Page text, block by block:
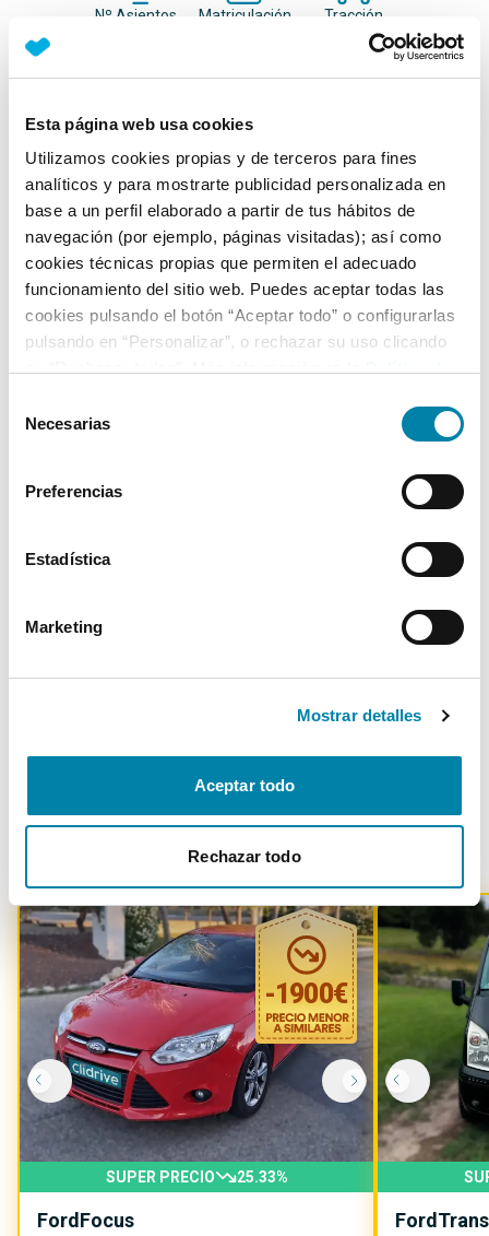
Esta página web usa cookies
Utilizamos cookies propias y de terceros para fines
analíticos y para mostrarte publicidad personalizada en
base a un perfil elaborado a partir de tus hábitos de
navegación (por ejemplo, páginas visitadas); así como
cookies técnicas propias que permiten el adecuado
funcionamiento del sitio web. Puedes aceptar todas las
cookies pulsando el botón “Aceptar todo” o configurarlas
pulsando en “Personalizar”, o rechazar su uso clicando
Necesarias
Preferencias
Estadística
Marketing
Mostrar detalles
Aceptar todo
Rechazar todo
Nº Asientos Matriculación Tracción
Delantera
Equipamiento*
Ficha técnica
Exterior
Interior
Seguridad
Multimedia
Confort
* La información de Equipamiento puede no reflejar todos los detalles
Otros coches parecidos
-1900€
SUPER PRECIO 25.33%
FordFocus Ford